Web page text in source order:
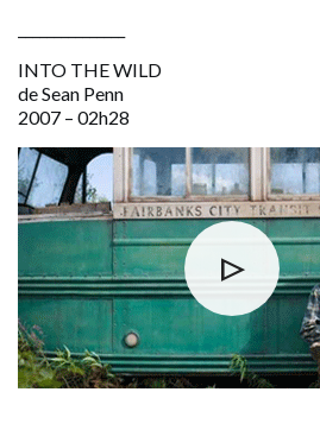
INTO THE WILD
de Sean Penn
2007 – 02h28